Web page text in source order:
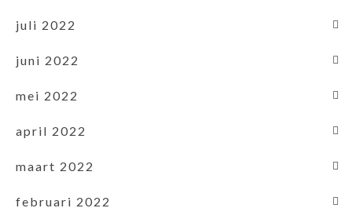
juli 2022
juni 2022
mei 2022
april 2022
maart 2022
februari 2022